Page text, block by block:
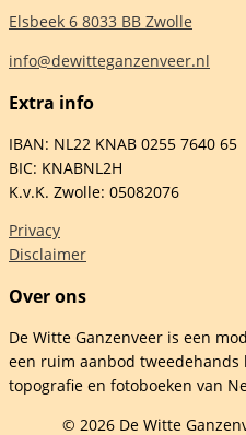
Elsbeek 6 8033 BB Zwolle
info@dewitteganzenveer.nl
Extra info
IBAN: NL22 KNAB 0255 7640 65
BIC: KNABNL2H
K.v.K. Zwolle: 05082076
Privacy
Disclaimer
Over ons
De Witte Ganzenveer is een
een ruim aanbod tweedehands
topografie en fotoboeken van
© 2026 De Witte